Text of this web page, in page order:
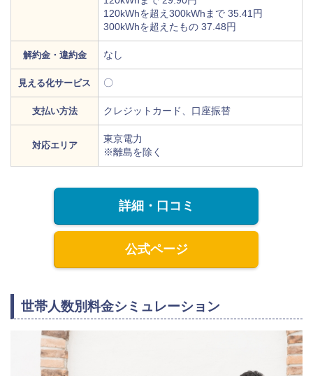
120kWhを超え300kWhまで 35.41円
300kWhを超えたもの 37.48円
解約金・違約金 なし
見える化サービス 〇
支払い方法 クレジットカード、口座振替
対応エリア
東京電力
※離島を除く
詳細・口コミ
公式ページ
世帯人数別料金シミュレーション